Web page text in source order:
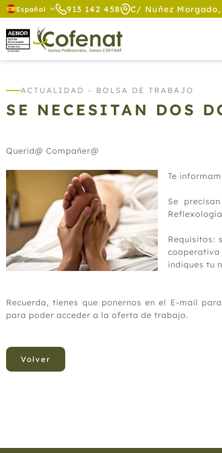
Español 913 142 458 C/ Nuñez
ACTUALIDAD - BOLSA DE TRABAJO
SE NECESITAN DOS
Querid@ Compañer@
Te
Se
Requisitos:
cooperativa
indiques tu
Recuerda, tienes que ponernos en el E-mail
para poder acceder a la oferta de trabajo.
Volver